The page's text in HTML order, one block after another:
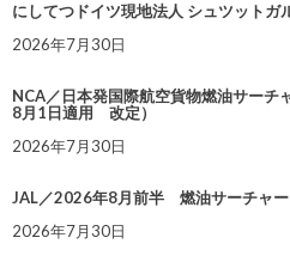
にしてつドイツ現地法人 シュツットガ
2026年7月30日
NCA／日本発国際航空貨物燃油サー
8月1日適用 改定）
2026年7月30日
JAL／2026年8月前半 燃油サーチャー
2026年7月30日